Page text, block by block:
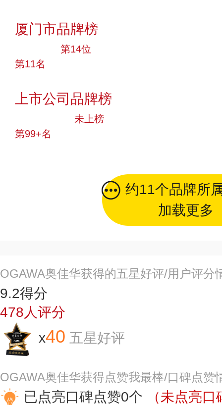
厦门市品牌榜
第14位
第11名
上市公司品牌榜
未上榜
第99+名
约11个品牌所
加载更多
OGAWA奥佳华获得的五星好评/用户评分
9.2得分
478人评分
x40 五星好评
OGAWA奥佳华获得点赞我最棒/口碑点赞
已点亮口碑点赞0个
（未点亮